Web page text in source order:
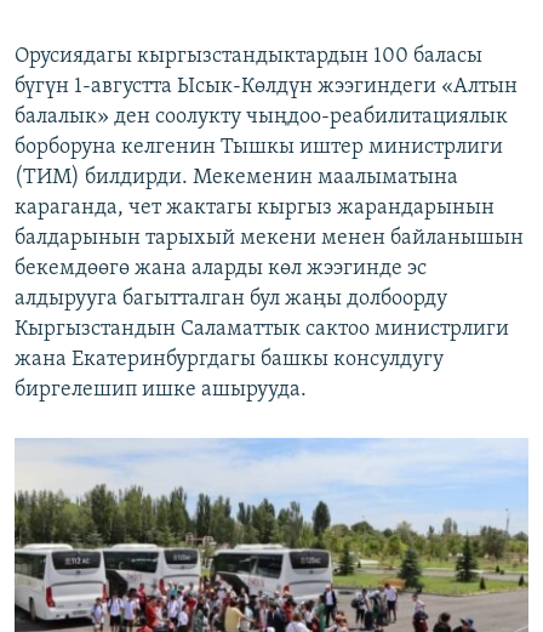
Орусиядагы кыргызстандыктардын 100 баласы
бүгүн 1-августта Ысык-Көлдүн жээгиндеги «Алтын
балалык» ден соолукту чыңдоо-реабилитациялык
борборуна келгенин Тышкы иштер министрлиги
(ТИМ) билдирди. Мекеменин маалыматына
караганда, чет жактагы кыргыз жарандарынын
балдарынын тарыхый мекени менен байланышын
бекемдөөгө жана аларды көл жээгинде эс
алдырууга багытталган бул жаңы долбоорду
Кыргызстандын Саламаттык сактоо министрлиги
жана Екатеринбургдагы башкы консулдугу
биргелешип ишке ашырууда.